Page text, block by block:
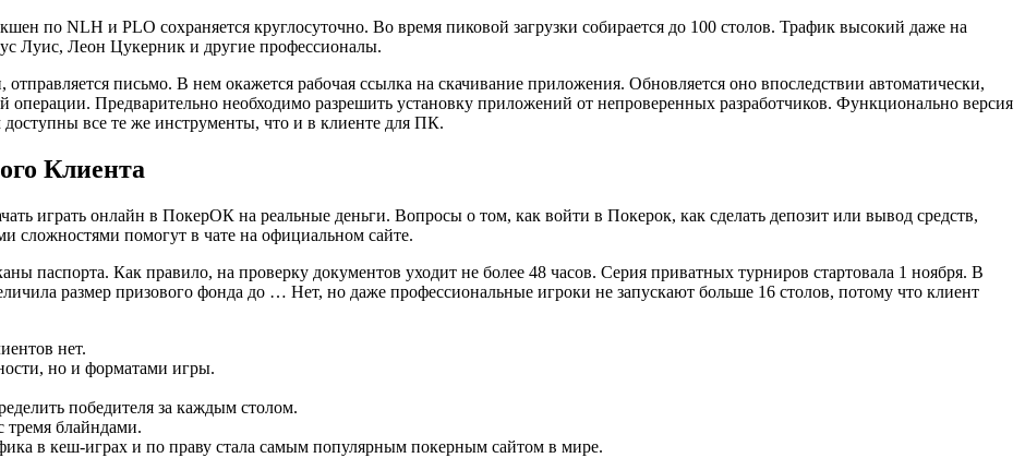
по NLH и PLO сохраняется круглосуточно. Во время пиковой загрузки собирается до 100 столов. Трафик высокий даже на
Луис, Леон Цукерник и другие профессионалы.
письмо. В нем окажется рабочая ссылка на скачивание приложения. Обновляется оно впоследствии автоматически,
операции. Предварительно необходимо разрешить установку приложений от непроверенных разработчиков. Функционально версия
все те же инструменты, что и в клиенте для ПК.
Клиента
играть онлайн в ПокерОК на реальные деньги. Вопросы о том, как войти в Покерок, как сделать депозит или вывод средств,
сложностями помогут в чате на официальном сайте.
паспорта. Как правило, на проверку документов уходит не более 48 часов. Серия приватных турниров стартовала 1 ноября. В
размер призового фонда до … Нет, но даже профессиональные игроки не запускают больше 16 столов, потому что клиент
нет.
но и форматами игры.
победителя за каждым столом.
тремя блайндами.
в кеш-играх и по праву стала самым популярным покерным сайтом в мире.